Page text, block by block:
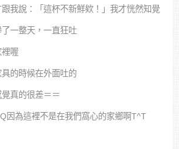
我說：「這杯不新鮮欸！」我才恍然知覺
一整天，一直狂吐
裡喔
的時候在外面吐的
真的很差＝＝
因為這裡不是在我們窩心的家鄉啊T^T